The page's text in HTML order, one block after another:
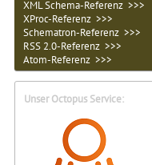
XML Schema-Referenz >>>
XProc-Referenz >>>
Schematron-Referenz >>>
RSS 2.0-Referenz >>>
Atom-Referenz >>>
Unser Octopus Service: